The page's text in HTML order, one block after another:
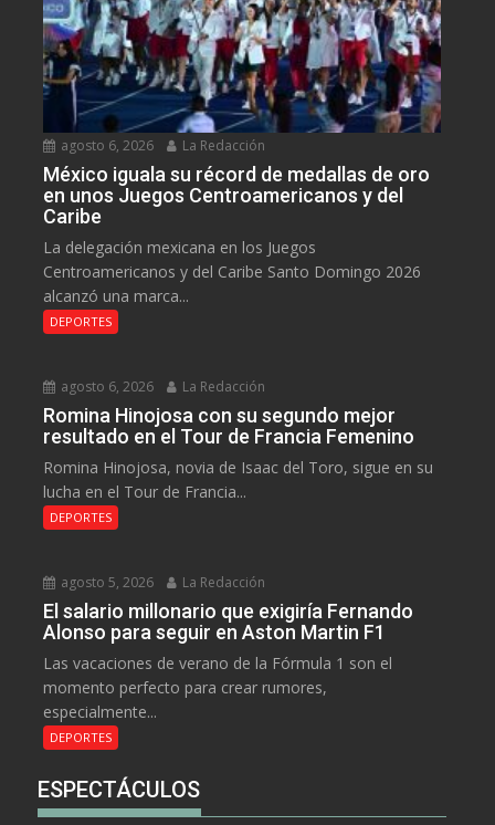
agosto 6, 2026 La Redacción
México iguala su récord de medallas de oro
en unos Juegos Centroamericanos y del
Caribe
La delegación mexicana en los Juegos
Centroamericanos y del Caribe Santo Domingo 2026
alcanzó una marca...
DEPORTES
agosto 6, 2026 La Redacción
Romina Hinojosa con su segundo mejor
resultado en el Tour de Francia Femenino
Romina Hinojosa, novia de Isaac del Toro, sigue en su
lucha en el Tour de Francia...
DEPORTES
agosto 5, 2026 La Redacción
El salario millonario que exigiría Fernando
Alonso para seguir en Aston Martin F1
Las vacaciones de verano de la Fórmula 1 son el
momento perfecto para crear rumores,
especialmente...
DEPORTES
ESPECTÁCULOS